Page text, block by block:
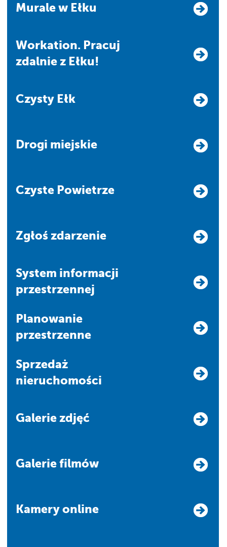
Murale w Ełku
Workation. Pracuj
zdalnie z Ełku!
Czysty Ełk
Drogi miejskie
Czyste Powietrze
Zgłoś zdarzenie
system informacji
przestrzennej
Planowanie
przestrzenne
Sprzedaż
nieruchomości
Galerie zdjęć
Galerie filmów
Kamery online